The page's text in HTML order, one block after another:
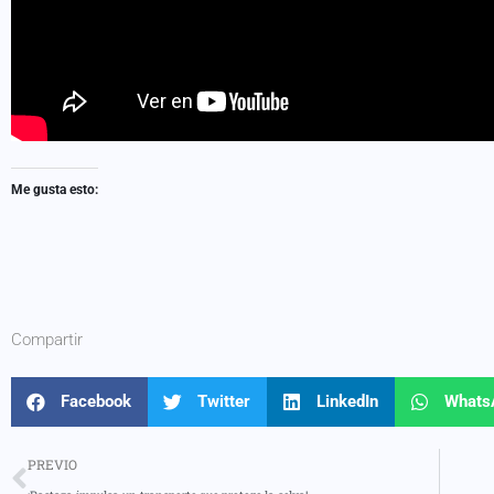
Me gusta esto:
Compartir
Facebook Twitter LinkedIn
PREVIO